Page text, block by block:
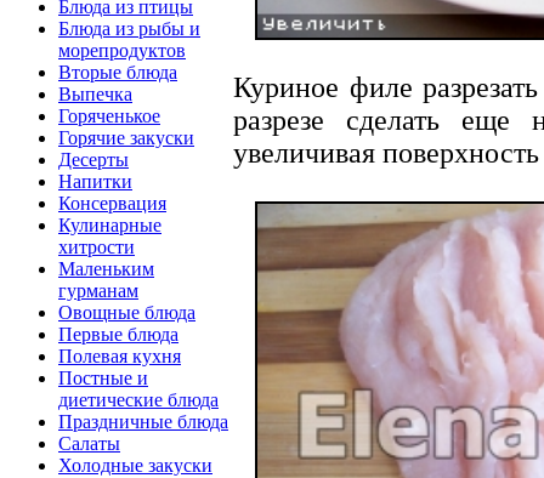
Блюда из птицы
Блюда из рыбы и
морепродуктов
Вторые блюда
Выпечка
Горяченькое
Горячие закуски
Десерты
Напитки
Консервация
Кулинарные
хитрости
Маленьким
гурманам
Овощные блюда
Первые блюда
Полевая кухня
Постные и
диетические блюда
Праздничные блюда
Салаты
Холодные закуски
Куриное филе
разрезе сделать
увеличивая